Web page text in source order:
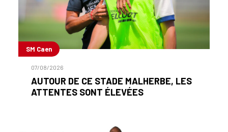
SM Caen
07/08/2026
AUTOUR DE CE STADE MALHERBE, LES
ATTENTES SONT ÉLEVÉES